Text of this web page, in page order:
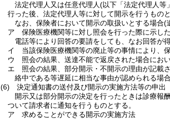
法定代理人又は任意代理人(以下「法定代理人等
行った後、法定代理人等に対して開示を行うものと
なお、保険者において開示の取扱いとする場合(
ア
保険医療機関等に対し照会を行った際に示し
電話等により回答の要請をしても、なお回答が
イ
当該保険医療機関等の廃止等の事情により、
ウ
照会の結果、送達不能で返戻された場合にお
エ
照会の結果、部分開示・不開示の理由が記載
絡中である等遅延に相当な事由が認められる場
(6)
決定通知書の送付及び開示の実施方法等の申出
開示又は部分開示の決定を行ったときは診療報
ついて請求者に通知を行うものとする。
ア
求めることができる開示の実施方法